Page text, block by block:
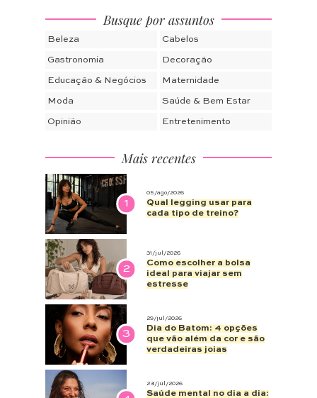
Busque por assuntos
Beleza Cabelos
Gastronomia Decoração
Educação & Negócios Maternidade
Moda Saúde & Bem Estar
Opinião Entretenimento
Mais recentes
1
05/ago/2026
Qual legging usar para
cada tipo de treino?
2
31/jul/2026
Como escolher a bolsa
ideal para viajar sem
estresse
3
29/jul/2026
Dia do Batom: 4 opções
que vão além da cor e são
verdadeiras joias
28/jul/2026
Saúde mental no dia a dia: